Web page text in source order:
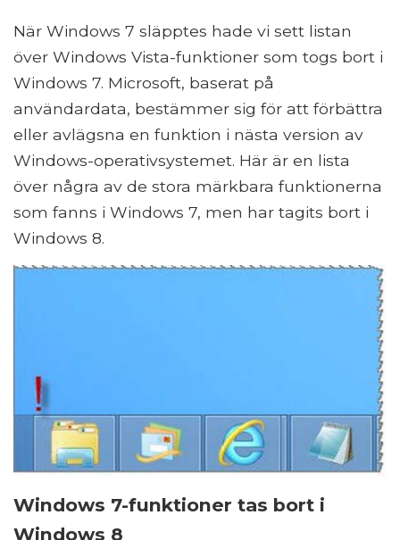
När Windows 7 släpptes hade vi sett listan
över Windows Vista-funktioner som togs bort i
Windows 7. Microsoft, baserat på
användardata, bestämmer sig för att förbättra
eller avlägsna en funktion i nästa version av
Windows-operativsystemet. Här är en lista
över några av de stora märkbara funktionerna
som fanns i Windows 7, men har tagits bort i
Windows 8.
Windows 7-funktioner tas bort i
Windows 8